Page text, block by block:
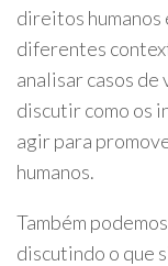
direitos humanos
diferentes
analisar casos
discutir como os
agir para
humanos.
Também
discutindo o que